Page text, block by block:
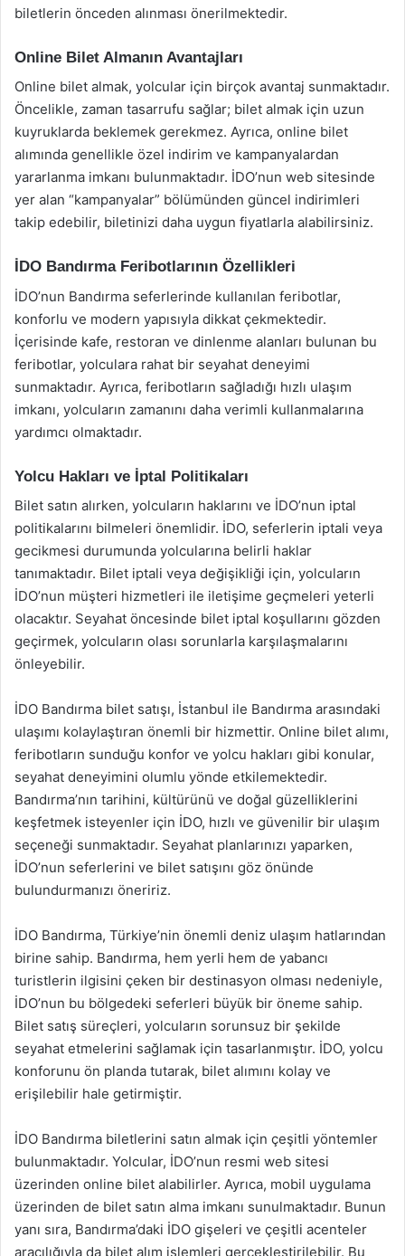
biletlerin önceden alınması önerilmektedir.
Online Bilet Almanın Avantajları
Online bilet almak, yolcular için birçok avantaj sunmaktadır.
Öncelikle, zaman tasarrufu sağlar; bilet almak için uzun
kuyruklarda beklemek gerekmez. Ayrıca, online bilet
alımında genellikle özel indirim ve kampanyalardan
yararlanma imkanı bulunmaktadır. İDO’nun web sitesinde
yer alan “kampanyalar” bölümünden güncel indirimleri
takip edebilir, biletinizi daha uygun fiyatlarla alabilirsiniz.
İDO Bandırma Feribotlarının Özellikleri
İDO’nun Bandırma seferlerinde kullanılan feribotlar,
konforlu ve modern yapısıyla dikkat çekmektedir.
İçerisinde kafe, restoran ve dinlenme alanları bulunan bu
feribotlar, yolculara rahat bir seyahat deneyimi
sunmaktadır. Ayrıca, feribotların sağladığı hızlı ulaşım
imkanı, yolcuların zamanını daha verimli kullanmalarına
yardımcı olmaktadır.
Yolcu Hakları ve İptal Politikaları
Bilet satın alırken, yolcuların haklarını ve İDO’nun iptal
politikalarını bilmeleri önemlidir. İDO, seferlerin iptali veya
gecikmesi durumunda yolcularına belirli haklar
tanımaktadır. Bilet iptali veya değişikliği için, yolcuların
İDO’nun müşteri hizmetleri ile iletişime geçmeleri yeterli
olacaktır. Seyahat öncesinde bilet iptal koşullarını gözden
geçirmek, yolcuların olası sorunlarla karşılaşmalarını
önleyebilir.
İDO Bandırma bilet satışı, İstanbul ile Bandırma arasındaki
ulaşımı kolaylaştıran önemli bir hizmettir. Online bilet alımı,
feribotların sunduğu konfor ve yolcu hakları gibi konular,
seyahat deneyimini olumlu yönde etkilemektedir.
Bandırma’nın tarihini, kültürünü ve doğal güzelliklerini
keşfetmek isteyenler için İDO, hızlı ve güvenilir bir ulaşım
seçeneği sunmaktadır. Seyahat planlarınızı yaparken,
İDO’nun seferlerini ve bilet satışını göz önünde
bulundurmanızı öneririz.
İDO Bandırma, Türkiye’nin önemli deniz ulaşım hatlarından
birine sahip. Bandırma, hem yerli hem de yabancı
turistlerin ilgisini çeken bir destinasyon olması nedeniyle,
İDO’nun bu bölgedeki seferleri büyük bir öneme sahip.
Bilet satış süreçleri, yolcuların sorunsuz bir şekilde
seyahat etmelerini sağlamak için tasarlanmıştır. İDO, yolcu
konforunu ön planda tutarak, bilet alımını kolay ve
erişilebilir hale getirmiştir.
İDO Bandırma biletlerini satın almak için çeşitli yöntemler
bulunmaktadır. Yolcular, İDO’nun resmi web sitesi
üzerinden online bilet alabilirler. Ayrıca, mobil uygulama
üzerinden de bilet satın alma imkanı sunulmaktadır. Bunun
yanı sıra, Bandırma’daki İDO gişeleri ve çeşitli acenteler
aracılığıyla da bilet alım işlemleri gerçekleştirilebilir. Bu